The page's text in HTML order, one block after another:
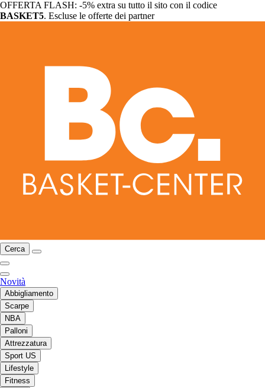
OFFERTA FLASH: -5% extra su tutto il sito con il codice
BASKET5. Escluse le offerte dei partner
Cerca
Novità
Abbigliamento
Scarpe
NBA
Palloni
Attrezzatura
Sport US
Lifestyle
Fitness